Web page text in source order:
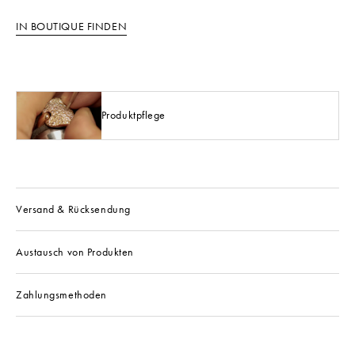
IN BOUTIQUE FINDEN
Produktpflege
Versand & Rücksendung
Austausch von Produkten
Zahlungsmethoden